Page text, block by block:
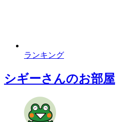
ランキング
シギーさんのお部屋